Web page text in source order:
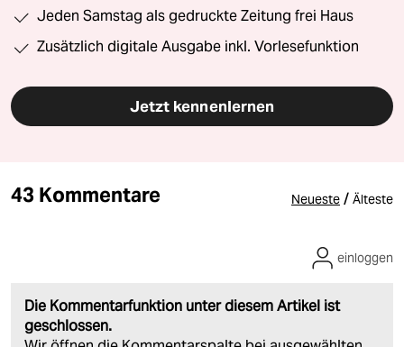
Jeden Samstag als gedruckte Zeitung frei Haus
Zusätzlich digitale Ausgabe inkl. Vorlesefunktion
Jetzt kennenlernen
43 Kommentare Neueste / Älteste
Die Kommentarfunktion unter diesem Artikel ist
geschlossen.
einloggen